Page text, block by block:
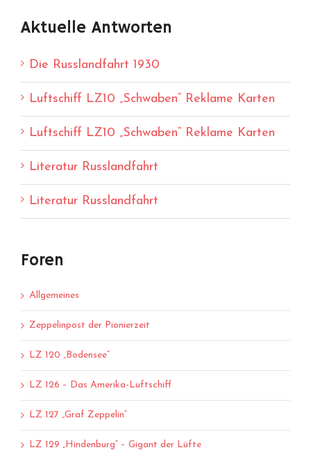
Aktuelle Antworten
Die Russlandfahrt 1930
Luftschiff LZ10 „Schwaben“ Reklame Karten
Luftschiff LZ10 „Schwaben“ Reklame Karten
Literatur Russlandfahrt
Literatur Russlandfahrt
Foren
Allgemeines
Zeppelinpost der Pionierzeit
LZ 120 „Bodensee“
LZ 126 – Das Amerika-Luftschiff
LZ 127 „Graf Zeppelin“
LZ 129 „Hindenburg“ – Gigant der Lüfte